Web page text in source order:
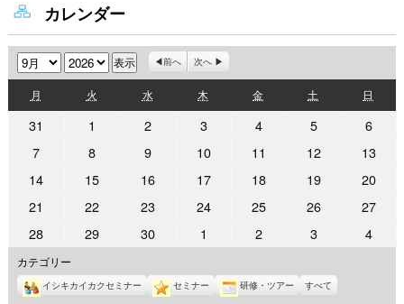
カレンダー
月 年 前へ 次へ
月
曜
日
火
曜
水水
曜
木
曜
金金
曜
土
曜
日
曜
31
月
1
月
1
22026
月
2
32026
9
月
3
42026
9
月
4
52026
9
月
5
62026
9
月
6
72026
9
月
7
日
82026
9
月
8
日
92026
9
月
9
日
102026
月
日
11
9
月
日
122026
9
月
日
132026
9
月
日
142026
月
14
日
152026
9
月
日
162026
月
日
172026
日
182026
9
日
192026
9
日
202026
21
9
月
21
222026
9
22
232026
9
23
242026
9
24
252026
9
25
262026
9
26
272026
9
282026
年
9
月
292026
年
9
月
302026
年
9
月
1
年
10
月
22026
年
10
月
32026
年
10
月
42026
年
カテゴリー
イシキカイカクセミナー セミナー 研修・ツアー すべて